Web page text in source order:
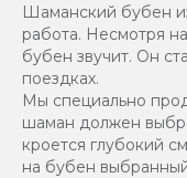
Шаманский бубен
работа. Несмотря
бубен звучит. Он
поездках.
Мы специально
шаман должен
кроется глубокий
на бубен